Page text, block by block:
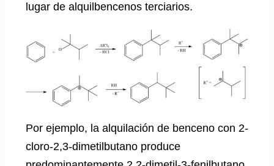
lugar de alquilbencenos terciarios.
Por ejemplo, la alquilación de benceno con 2-
cloro-2,3-dimetilbutano produce